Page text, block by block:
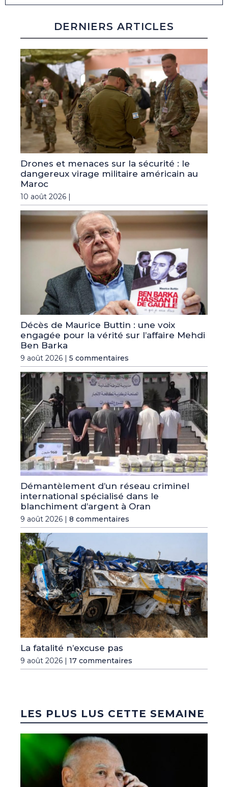
DERNIERS ARTICLES
Drones et menaces sur la sécurité : le
dangereux virage militaire américain au
Maroc
10 août 2026 |
Décès de Maurice Buttin : une voix
engagée pour la vérité sur l’affaire Mehdi
Ben Barka
9 août 2026 | 5 commentaires
Démantèlement d’un réseau criminel
international spécialisé dans le
blanchiment d’argent à Oran
9 août 2026 | 8 commentaires
La fatalité n’excuse pas
9 août 2026 | 17 commentaires
LES PLUS LUS CETTE SEMAINE